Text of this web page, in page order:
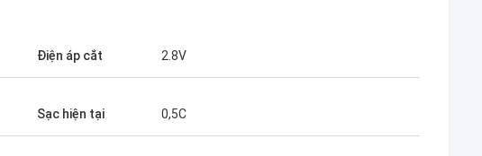
Điện áp cắt 2.8V
Sạc hiện tại 0,5C